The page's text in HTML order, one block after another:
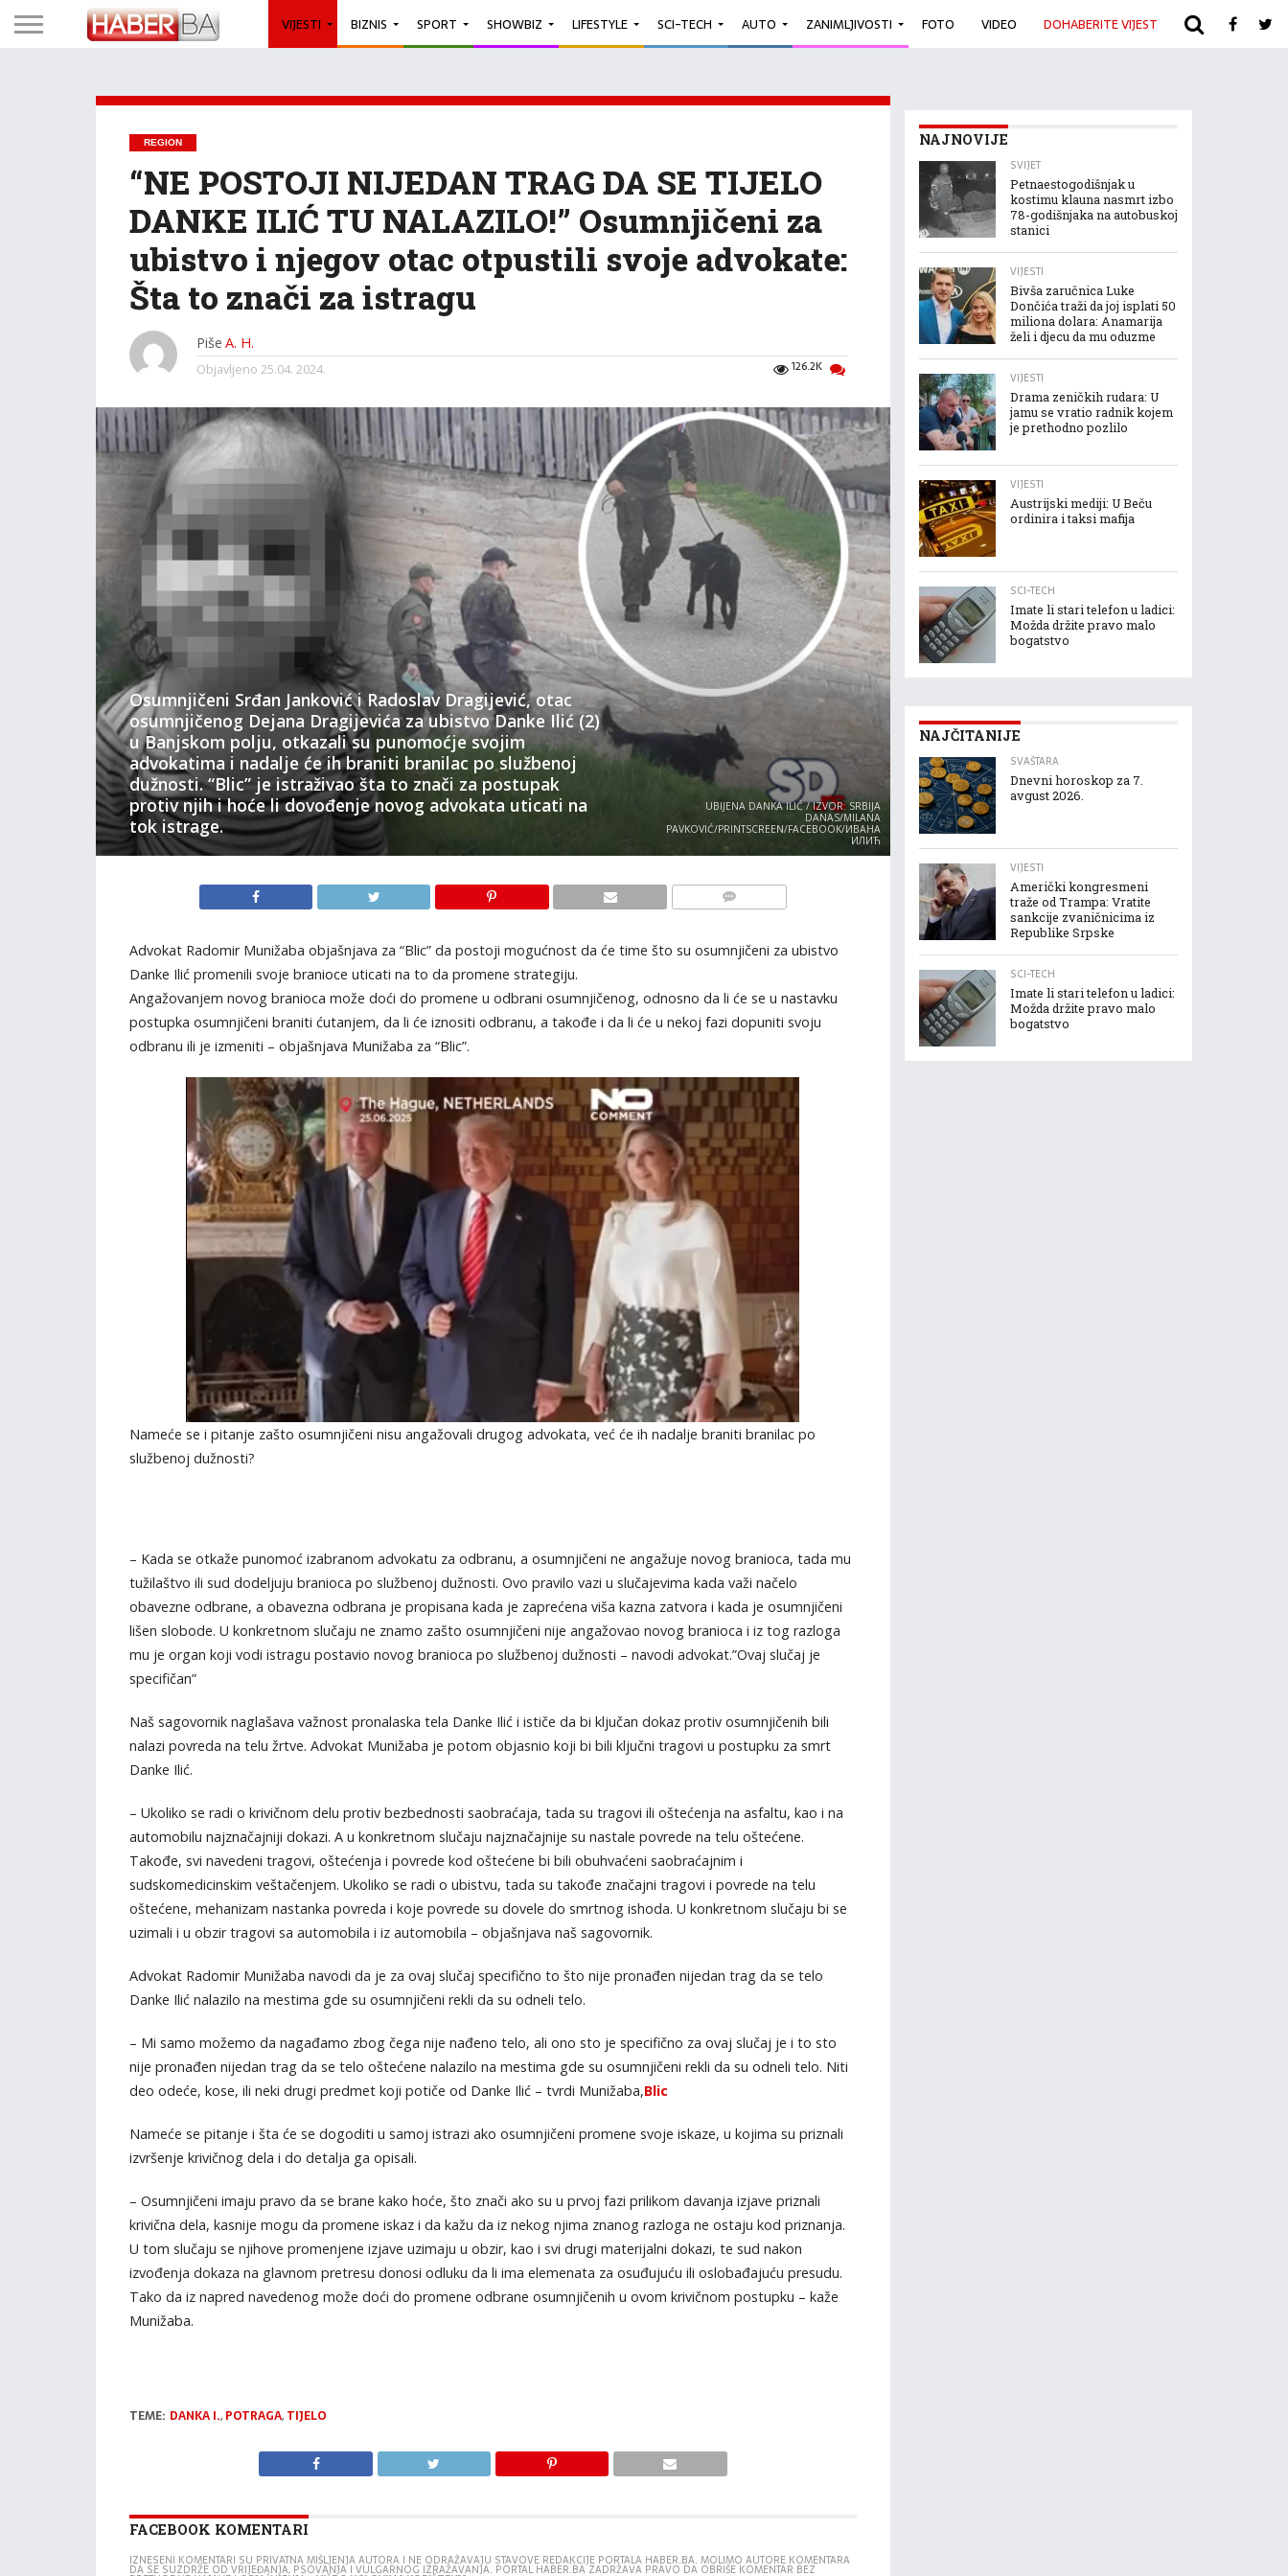
VIJESTI BIZNIS SPORT SHOWBIZ LIFESTYLE SCI-TECH AUTO ZANIMLJIVOSTI FOTO VIDEO DOHABERITE VIJEST ARHIVA
REGION
“NE POSTOJI NIJEDAN TRAG DA SE TIJELO
DANKE ILIĆ TU NALAZILO!” Osumnjičeni za
ubistvo i njegov otac otpustili svoje advokate:
Šta to znači za istragu
Piše A. H.
126.2K
Objavljeno 25.04. 2024.
Osumnjičeni Srđan Janković i Radoslav Dragijević, otac
osumnjičenog Dejana Dragijevića za ubistvo Danke Ilić (2)
u Banjskom polju, otkazali su punomoćje svojim
advokatima i nadalje će ih braniti branilac po službenoj
dužnosti. “Blic” je istraživao šta to znači za postupak
protiv njih i hoće li dovođenje novog advokata uticati na
tok istrage.
UBIJENA DANKA ILIĆ / IZVOR: SRBIJA
DANAS/MILANA
PAVKOVIĆ/PRINTSCREEN/FACEBOOK/ИВАНА
ИЛИЋ
Advokat Radomir Munižaba objašnjava za “Blic” da postoji mogućnost da će time što su osumnjičeni za ubistvo
Danke Ilić promenili svoje branioce uticati na to da promene strategiju.
Angažovanjem novog branioca može doći do promene u odbrani osumnjičenog, odnosno da li će se u nastavku
postupka osumnjičeni braniti ćutanjem, da li će iznositi odbranu, a takođe i da li će u nekoj fazi dopuniti svoju
odbranu ili je izmeniti – objašnjava Munižaba za “Blic”.
Nameće se i pitanje zašto osumnjičeni nisu angažovali drugog advokata, već će ih nadalje braniti branilac po
službenoj dužnosti?
– Kada se otkaže punomoć izabranom advokatu za odbranu, a osumnjičeni ne angažuje novog branioca, tada mu
tužilaštvo ili sud dodeljuju branioca po službenoj dužnosti. Ovo pravilo vazi u slučajevima kada važi načelo
obavezne odbrane, a obavezna odbrana je propisana kada je zaprećena viša kazna zatvora i kada je osumnjičeni
lišen slobode. U konkretnom slučaju ne znamo zašto osumnjičeni nije angažovao novog branioca i iz tog razloga
mu je organ koji vodi istragu postavio novog branioca po službenoj dužnosti – navodi advokat.”Ovaj slučaj je
specifičan”
Naš sagovornik naglašava važnost pronalaska tela Danke Ilić i ističe da bi ključan dokaz protiv osumnjičenih bili
nalazi povreda na telu žrtve. Advokat Munižaba je potom objasnio koji bi bili ključni tragovi u postupku za smrt
Danke Ilić.
– Ukoliko se radi o krivičnom delu protiv bezbednosti saobraćaja, tada su tragovi ili oštećenja na asfaltu, kao i na
automobilu najznačajniji dokazi. A u konkretnom slučaju najznačajnije su nastale povrede na telu oštećene.
Takođe, svi navedeni tragovi, oštećenja i povrede kod oštećene bi bili obuhvaćeni saobraćajnim i
sudskomedicinskim veštačenjem. Ukoliko se radi o ubistvu, tada su takođe značajni tragovi i povrede na telu
oštećene, mehanizam nastanka povreda i koje povrede su dovele do smrtnog ishoda. U konkretnom slučaju bi se
uzimali i u obzir tragovi sa automobila i iz automobila – objašnjava naš sagovornik.
Advokat Radomir Munižaba navodi da je za ovaj slučaj specifično to što nije pronađen nijedan trag da se telo
Danke Ilić nalazilo na mestima gde su osumnjičeni rekli da su odneli telo.
– Mi samo možemo da nagađamo zbog čega nije nađeno telo, ali ono sto je specifično za ovaj slučaj je i to sto
nije pronađen nijedan trag da se telo oštećene nalazilo na mestima gde su osumnjičeni rekli da su odneli telo. Niti
deo odeće, kose, ili neki drugi predmet koji potiče od Danke Ilić – tvrdi Munižaba,Blic
Nameće se pitanje i šta će se dogoditi u samoj istrazi ako osumnjičeni promene svoje iskaze, u kojima su priznali
izvršenje krivičnog dela i do detalja ga opisali.
– Osumnjičeni imaju pravo da se brane kako hoće, što znači ako su u prvoj fazi prilikom davanja izjave priznali
krivična dela, kasnije mogu da promene iskaz i da kažu da iz nekog njima znanog razloga ne ostaju kod priznanja.
U tom slučaju se njihove promenjene izjave uzimaju u obzir, kao i svi drugi materijalni dokazi, te sud nakon
izvođenja dokaza na glavnom pretresu donosi odluku da li ima elemenata za osuđujuću ili oslobađajuću presudu.
Tako da iz napred navedenog može doći do promene odbrane osumnjičenih u ovom krivičnom postupku – kaže
Munižaba.
TEME: DANKA I., POTRAGA, TIJELO
FACEBOOK KOMENTARI
IZNESENI KOMENTARI SU PRIVATNA MIŠLJENJA AUTORA I NE ODRAŽAVAJU STAVOVE REDAKCIJE PORTALA HABER.BA. MOLIMO AUTORE KOMENTARA
DA SE SUZDRŽE OD VRIJEĐANJA, PSOVANJA I VULGARNOG IZRAŽAVANJA. PORTAL HABER.BA ZADRŽAVA PRAVO DA OBRIŠE KOMENTAR BEZ
NAJNOVIJE
SVIJET
Petnaestogodišnjak u
kostimu klauna nasmrt izbo
78-godišnjaka na autobuskoj
stanici
VIJESTI
Bivša zaručnica Luke
Dončića traži da joj isplati 50
miliona dolara: Anamarija
želi i djecu da mu oduzme
VIJESTI
Drama zeničkih rudara: U
jamu se vratio radnik kojem
je prethodno pozlilo
VIJESTI
Austrijski mediji: U Beču
ordinira i taksi mafija
SCI-TECH
Imate li stari telefon u ladici:
Možda držite pravo malo
bogatstvo
NAJČITANIJE
SVAŠTARA
Dnevni horoskop za 7.
avgust 2026.
VIJESTI
Američki kongresmeni
traže od Trampa: Vratite
sankcije zvaničnicima iz
Republike Srpske
SCI-TECH
Imate li stari telefon u ladici:
Možda držite pravo malo
bogatstvo